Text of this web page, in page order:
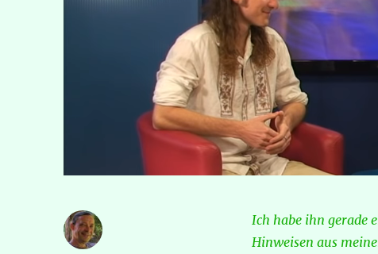
Ich habe ihn gerade
Hinweisen aus